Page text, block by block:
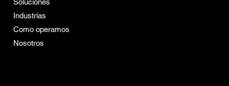
redefiniendo el aprendizaje en 2026
Soluciones
Industrias
Como operamos
Nosotros